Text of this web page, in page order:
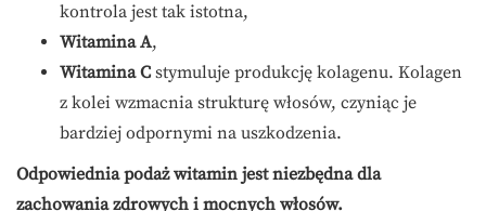
kontrola jest tak istotna,
Witamina A,
Witamina C stymuluje produkcję kolagenu. Kolagen
z kolei wzmacnia strukturę włosów, czyniąc je
bardziej odpornymi na uszkodzenia.
Odpowiednia podaż witamin jest niezbędna dla
zachowania zdrowych i mocnych włosów.